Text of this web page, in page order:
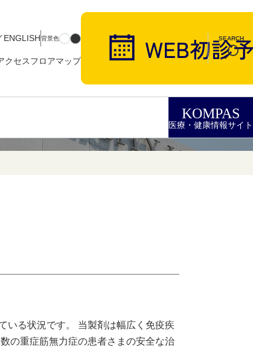
ENGLISH背景色
クセスフロアマップ
SEARCH
KOMPAS
医療・健康情報サイト
る状況です。
当製剤は幅広く免疫疾
の重症筋無力症の患者さまの安全な治